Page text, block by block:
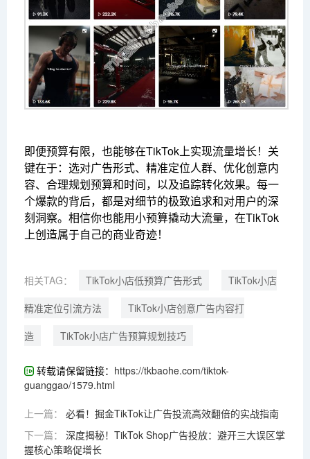
即便预算有限，也能够在TikTok上实现流量增长！关
键在于：选对广告形式、精准定位人群、优化创意内
容、合理规划预算和时间，以及追踪转化效果。每一
个爆款的背后，都是对细节的极致追求和对用户的深
刻洞察。相信你也能用小预算撬动大流量，在TikTok
上创造属于自己的商业奇迹！
相关TAG： TikTok小店低预算广告形式
TikTok小店
精准定位引流方法
TikTok小店创意广告内容打
造
TikTok小店广告预算规划技巧
转载请保留链接： https://tkbaohe.com/tiktok-
guanggao/1579.html
上一篇：
必看！掘金TikTok让广告投流高效翻倍的实战指南
下一篇：
深度揭秘！TikTok Shop广告投放：避开三大误区掌
握核心策略促增长